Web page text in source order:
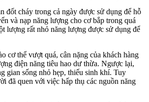
đốt cháy trong cả ngày được sử dụng để hỗ
và nạp năng lượng cho cơ bắp trong quá
lượng rất nhỏ năng lượng được sử dụng để
cơ thể vượt quá, cân nặng của khách hàng
điện năng tiêu hao dư thừa. Ngược lại,
gian sống nhỏ hẹp, thiếu sinh khí. Tuy
đã quen với việc hấp thụ các nguồn năng